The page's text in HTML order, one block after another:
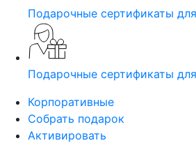
Подарочные сертификаты
Подарочные сертификаты
Корпоративные
Собрать подарок
Активировать